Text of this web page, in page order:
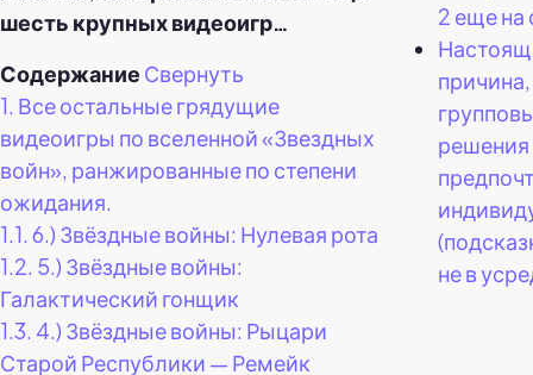
шесть крупных видеоигр…
Содержание Свернуть
1. Все остальные грядущие
видеоигры по вселенной «Звездных
войн», ранжированные по степени
ожидания.
1.1. 6.) Звёздные войны: Нулевая рота
1.2. 5.) Звёздные войны:
Галактический гонщик
1.3. 4.) Звёздные войны: Рыцари
Старой Республики — Ремейк
2 еще на
решения
не в